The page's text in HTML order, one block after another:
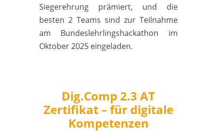
Siegerehrung prämiert, und die
besten 2 Teams sind zur Teilnahme
am Bundeslehrlingshackathon im
Oktober 2025 eingeladen.
Dig.Comp 2.3 AT
Zertifikat – für digitale
Kompetenzen